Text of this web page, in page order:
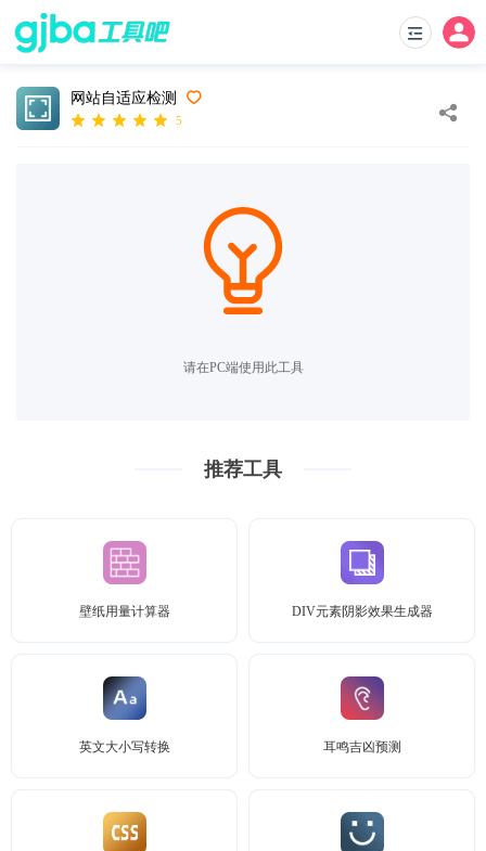
网站自适应检测
5
请在PC端使用此工具
推荐工具
壁纸用量计算器 DIV元素阴影效果生成器
英文大小写转换 耳鸣吉凶预测